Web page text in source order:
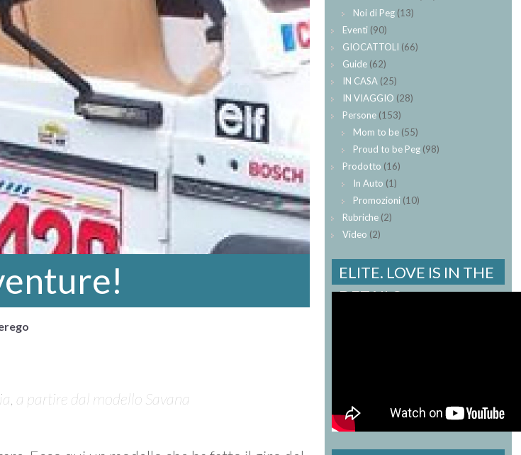
a partire dal modello Savana
Noi di Peg (13)
Eventi (90)
GIOCATTOLI (66)
Guide (62)
IN CASA (25)
IN VIAGGIO (28)
Persone (153)
Mom to be (55)
Proud to be Peg (98)
Prodotto (16)
In Auto (1)
Promozioni (10)
Rubriche (2)
Video (2)
ELITE. LOVE IS IN THE
DETAILS.